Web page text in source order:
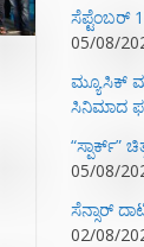
ಸೆಪ್ಟೆಂಬರ್
05/08/
ಮ್ಯೂಸಿಕ್‌
ಸಿನಿಮಾದ
“ಸ್ಪಾರ್ಕ್”
05/08/
ಸೆನ್ಸಾರ್
02/08/